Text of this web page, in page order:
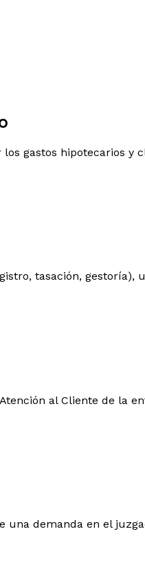
gastos hipotecarios y
tasación,
al Cliente de la
una demanda en el